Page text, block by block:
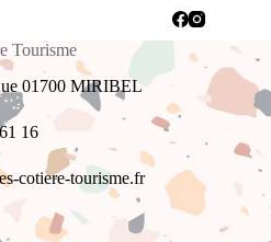
Tourisme
01700 MIRIBEL
16
cotiere-tourisme.fr